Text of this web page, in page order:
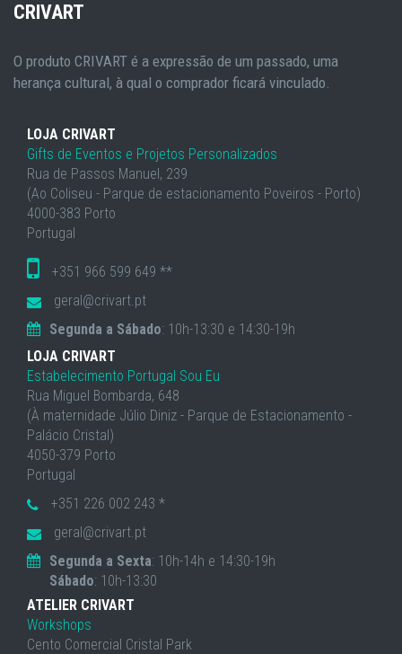
CRIVART
O produto CRIVART é a expressão de um passado, uma
herança cultural, à qual o comprador ficará vinculado.
LOJA CRIVART
Gifts de Eventos e Projetos Personalizados
Rua de Passos Manuel, 239
(Ao Coliseu - Parque de estacionamento Poveiros - Porto)
4000-383 Porto
Portugal
+351 966 599 649 **
geral@crivart.pt
Segunda a Sábado: 10h-13:30 e 14:30-19h
LOJA CRIVART
Estabelecimento Portugal Sou Eu
Rua Miguel Bombarda, 648
(À maternidade Júlio Diniz - Parque de Estacionamento -
Palácio Cristal)
4050-379 Porto
Portugal
+351 226 002 243 *
geral@crivart.pt
Segunda a Sexta: 10h-14h e 14:30-19h
Sábado: 10h-13:30
ATELIER CRIVART
Workshops
Cento Comercial Cristal Park